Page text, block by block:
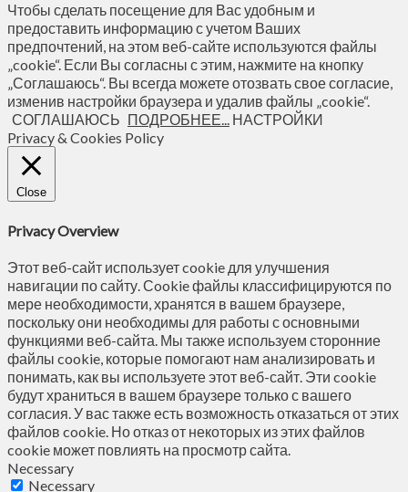
Чтобы сделать посещение для Вас удобным и
предоставить информацию с учетом Ваших
предпочтений, на этом веб-сайте используются файлы
„cookie“. Если Вы согласны с этим, нажмите на кнопку
„Соглашаюсь“. Вы всегда можете отозвать свое согласие,
изменив настройки браузера и удалив файлы „cookie“.
СОГЛАШАЮСЬ ПОДРОБНЕЕ... НАСТРОЙКИ
Privacy & Cookies Policy
Close
Privacy Overview
Этот веб-сайт использует cookie для улучшения
навигации по сайту. Сookie файлы классифицируются по
мере необходимости, хранятся в вашем браузере,
поскольку они необходимы для работы с основными
функциями веб-сайта. Мы также используем сторонние
файлы cookie, которые помогают нам анализировать и
понимать, как вы используете этот веб-сайт. Эти cookie
будут храниться в вашем браузере только с вашего
согласия. У вас также есть возможность отказаться от этих
файлов cookie. Но отказ от некоторых из этих файлов
cookie может повлиять на просмотр сайта.
Necessary
Necessary